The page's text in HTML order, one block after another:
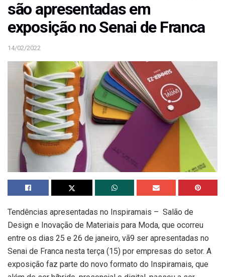
são apresentadas em
exposição no Senai de Franca
14/02/2022
Tendências apresentadas no Inspiramais – Salão de
Design e Inovação de Materiais para Moda, que ocorreu
entre os dias 25 e 26 de janeiro, vã9 ser apresentadas no
Senai de Franca nesta terça (15) por empresas do setor. A
exposição faz parte do novo formato do Inspiramais, que